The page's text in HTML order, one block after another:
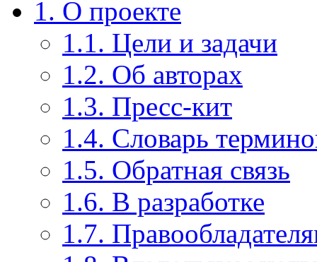
1. О проекте
1.1. Цели и задачи
1.2. Об авторах
1.3. Пресс-кит
1.4. Словарь
1.5. Обратная связь
1.6. В разработке
1.7.